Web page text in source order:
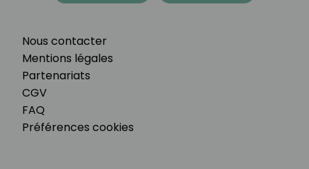
Nous contacter
Mentions légales
Partenariats
CGV
FAQ
Préférences cookies